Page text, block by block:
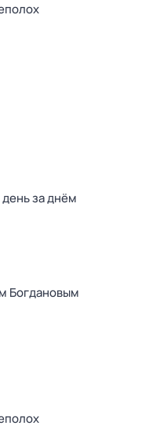
за днём
Богдановым